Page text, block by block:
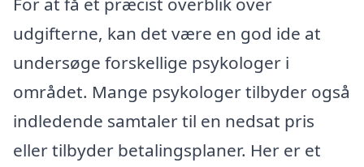
udgifterne, kan det være en god ide at
undersøge forskellige psykologer i
området. Mange psykologer tilbyder også
indledende samtaler til en nedsat pris
eller tilbyder betalingsplaner. Her er et